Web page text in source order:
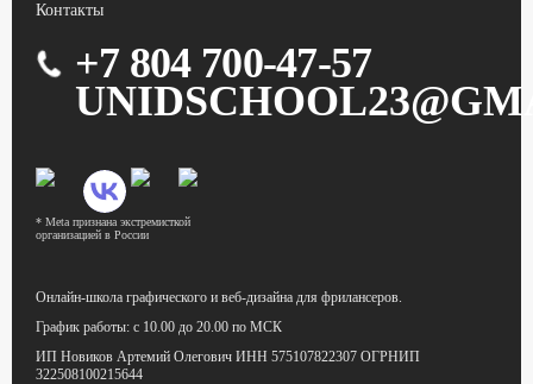
Контакты
+7 804 700-47-57
* Meta признана экстремисткой
организацией в России
Онлайн-школа графического и веб-дизайна для фрилансеров.
График работы: с 10.00 до 20.00 по МСК
ИП Новиков Артемий Олегович ИНН 575107822307 ОГРНИП
322508100215644